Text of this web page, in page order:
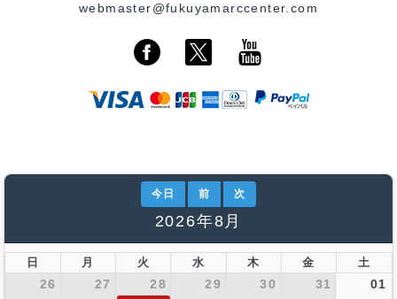
webmaster@fukuyamarccenter.com
今日 前 次
2026年8月
日 月 火 水 木 金 土
26 27 28 29 30 31 01